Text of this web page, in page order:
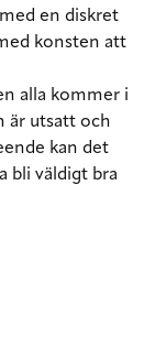
en diskret
konsten att
alla kommer i
är utsatt och
kan det
bli väldigt bra